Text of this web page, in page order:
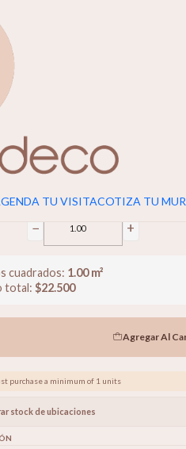
TU VISITACOTIZA TU
perfecto, considerar sumar 5cm
Stripes
− +
cuadrados: 1.00m²
total: $22.500
Agregar Al
purchase a minimum of 1 units
stock de ubicaciones